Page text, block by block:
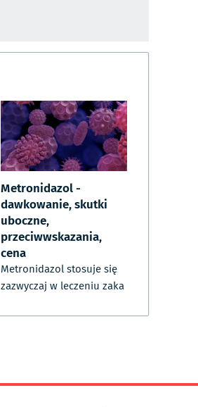
Metronidazol -
dawkowanie, skutki
uboczne,
przeciwwskazania,
cena
Metronidazol stosuje się
zazwyczaj w leczeniu zaka